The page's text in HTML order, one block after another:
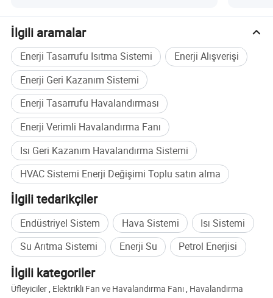
İlgili aramalar
Enerji Tasarrufu Isıtma Sistemi
Enerji Alışverişi
Enerji Geri Kazanım Sistemi
Enerji Tasarrufu Havalandırması
Enerji Verimli Havalandırma Fanı
Isı Geri Kazanım Havalandırma Sistemi
HVAC Sistemi Enerji Değişimi Toplu satın alma
İlgili tedarikçiler
Endüstriyel Sistem Hava Sistemi
Isı Sistemi
Su Arıtma Sistemi
Enerji Su Petrol Enerjisi
İlgili kategoriler
Üfleyiciler Elektrikli Fan ve Havalandırma Fanı Havalandırma